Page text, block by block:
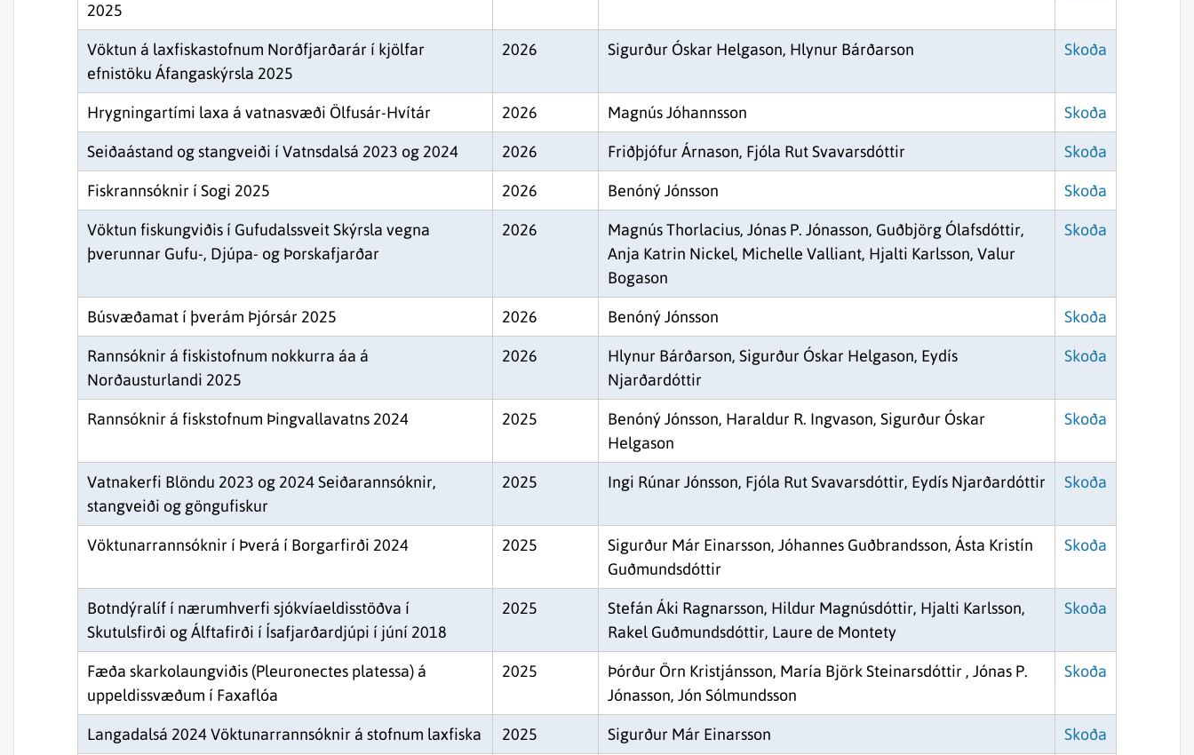
2025
Vöktun á laxfiskastofnum Norðfjarðarár í kjölfar
efnistöku Áfangaskýrsla 2025
2026 Sigurður Óskar Helgason, Hlynur Bárðarson Skoða
Hrygningartími laxa á vatnasvæði Ölfusár-Hvítár 2026 Magnús Jóhannsson Skoða
Seiðaástand og stangveiði í Vatnsdalsá 2023 og 2024 2026 Friðþjófur Árnason, Fjóla Rut Svavarsdóttir Skoða
Fiskrannsóknir í Sogi 2025 2026 Benóný Jónsson Skoða
Vöktun fiskungviðis í Gufudalssveit Skýrsla vegna
þverunnar Gufu-, Djúpa- og Þorskafjarðar
2026
Magnús Thorlacius, Jónas P. Jónasson, Guðbjörg Ólafsdóttir,
Anja Katrin Nickel, Michelle Valliant, Hjalti Karlsson, Valur
Bogason
Skoða
Búsvæðamat í þverám Þjórsár 2025 2026 Benóný Jónsson Skoða
Rannsóknir á fiskistofnum nokkurra áa á
Norðausturlandi 2025
2026
Hlynur Bárðarson, Sigurður Óskar Helgason, Eydís
Njarðardóttir
Skoða
Rannsóknir á fiskstofnum Þingvallavatns 2024 2025
Benóný Jónsson, Haraldur R. Ingvason, Sigurður Óskar
Helgason
Skoða
Vatnakerfi Blöndu 2023 og 2024 Seiðarannsóknir,
stangveiði og göngufiskur
2025 Ingi Rúnar Jónsson, Fjóla Rut Svavarsdóttir, Eydís Njarðardóttir Skoða
Vöktunarrannsóknir í Þverá í Borgarfirði 2024 2025
Sigurður Már Einarsson, Jóhannes Guðbrandsson, Ásta Kristín
Guðmundsdóttir
Skoða
Botndýralíf í nærumhverfi sjókvíaeldisstöðva í
Skutulsfirði og Álftafirði í Ísafjarðardjúpi í júní 2018
2025
Stefán Áki Ragnarsson, Hildur Magnúsdóttir, Hjalti Karlsson,
Rakel Guðmundsdóttir, Laure de Montety
Skoða
Fæða skarkolaungviðis (Pleuronectes platessa) á
uppeldissvæðum í Faxaflóa
2025
Þórður Örn Kristjánsson, María Björk Steinarsdóttir , Jónas P.
Jónasson, Jón Sólmundsson
Skoða
Langadalsá 2024 Vöktunarrannsóknir á stofnum laxfiska 2025 Sigurður Már Einarsson Skoða